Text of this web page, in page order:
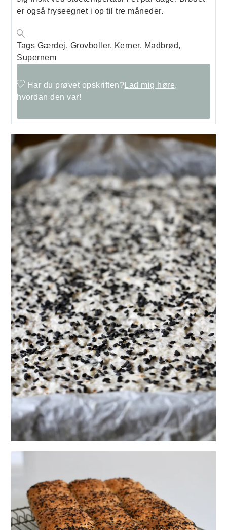
er også fryseegnet i op til tre måneder.
Tags Gærdej, Grovboller, Kerner, Madbrød,
Supernem
Har du prøvet opskriften? Lad mig høre,
hvordan den var!